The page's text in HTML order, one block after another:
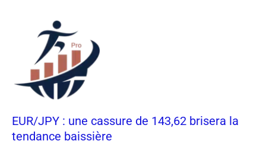
EUR/JPY : une cassure de 143,62 brisera la
tendance baissière